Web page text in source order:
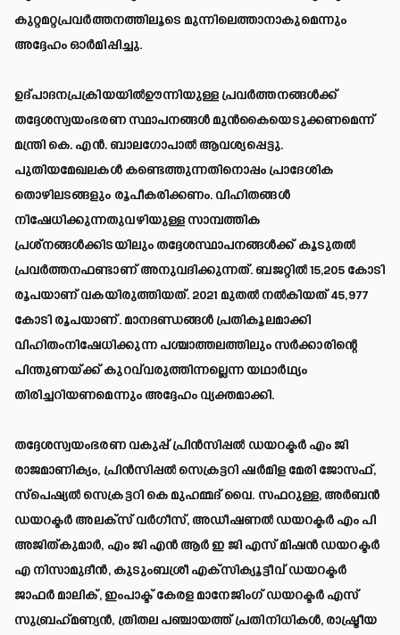
കുറ്റമറ്റപ്രവര്‍ത്തനത്തിലൂടെ മുന്നിലെത്താനാകുമെന്നും
അദ്ദേഹം ഓര്‍മിപ്പിച്ചു.
ഉദ്പാദനപ്രക്രിയയില്‍ഊന്നിയുള്ള പ്രവര്‍ത്തനങ്ങള്‍ക്ക്
തദ്ദേശസ്വയംഭരണ സ്ഥാപനങ്ങള്‍ മുന്‍കൈയെടുക്കണമെന്ന്
മന്ത്രി കെ. എന്‍. ബാലഗോപാല്‍ ആവശ്യപ്പെട്ടു.
പുതിയമേഖലകള്‍ കണ്ടെത്തുന്നതിനൊപ്പം പ്രാദേശിക
തൊഴിലടങ്ങളും രൂപീകരിക്കണം. വിഹിതങ്ങള്‍
നിഷേധിക്കുന്നതുവഴിയുള്ള സാമ്പത്തിക
പ്രശ്‌നങ്ങള്‍ക്കിടയിലും തദ്ദേശസ്ഥാപനങ്ങള്‍ക്ക് കൂടുതല്‍
പ്രവര്‍ത്തനഫണ്ടാണ് അനുവദിക്കുന്നത്. ബജറ്റില്‍ 15,205 കോടി
രൂപയാണ് വകയിരുത്തിയത്. 2021 മുതല്‍ നല്‍കിയത് 45,977
കോടി രൂപയാണ്. മാനദണ്ഡങ്ങള്‍ പ്രതികൂലമാക്കി
വിഹിതംനിഷേധിക്കുന്ന പശ്ചാത്തലത്തിലും സര്‍ക്കാരിന്റെ
പിന്തുണയ്ക്ക് കുറവ്‌വരുത്തിന്നല്ലെന്ന യഥാര്‍ഥ്യം
തിരിച്ചറിയണമെന്നും അദ്ദേഹം വ്യക്തമാക്കി.
തദ്ദേശസ്വയംഭരണ വകുപ്പ് പ്രിന്‍സിപ്പല്‍ ഡയറക്ടര്‍ എം ജി
രാജമാണിക്യം, പ്രിന്‍സിപ്പല്‍ സെക്രട്ടറി ഷര്‍മിള മേരി ജോസഫ്,
സ്‌പെഷ്യല്‍ സെക്രട്ടറി കെ മുഹമ്മദ് വൈ. സഫറുള്ള, അര്‍ബന്‍
ഡയറക്ടര്‍ അലക്‌സ് വര്‍ഗീസ്, അഡീഷണല്‍ ഡയറക്ടര്‍ എം പി
അജിത്കുമാര്‍, എം ജി എന്‍ ആര്‍ ഇ ജി എസ് മിഷന്‍ ഡയറക്ടര്‍
എ നിസാമുദീന്‍, കുടുംബശ്രീ എക്‌സിക്യൂട്ടീവ് ഡയറക്ടര്‍
ജാഫര്‍ മാലിക്, ഇംപാക്ട് കേരള മാനേജിംഗ് ഡയറക്ടര്‍ എസ്
സുബ്രഹ്‌മണ്യന്‍, ത്രിതല പഞ്ചായത്ത് പ്രതിനിധികള്‍, രാഷ്ട്രീയ